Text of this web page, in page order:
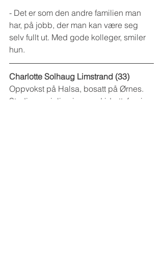
- Det er som den andre familien man
har, på jobb, der man kan være seg
selv fullt ut. Med gode kolleger, smiler
hun.
Charlotte Solhaug Limstrand (33)
Oppvokst på Halsa, bosatt på Ørnes.
Studiespesialisering med idrettsfag i